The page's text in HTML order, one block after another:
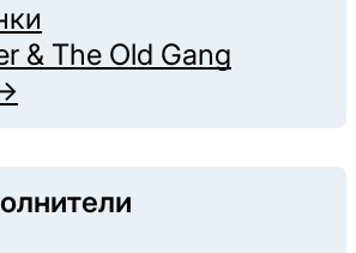
& The Old Gang